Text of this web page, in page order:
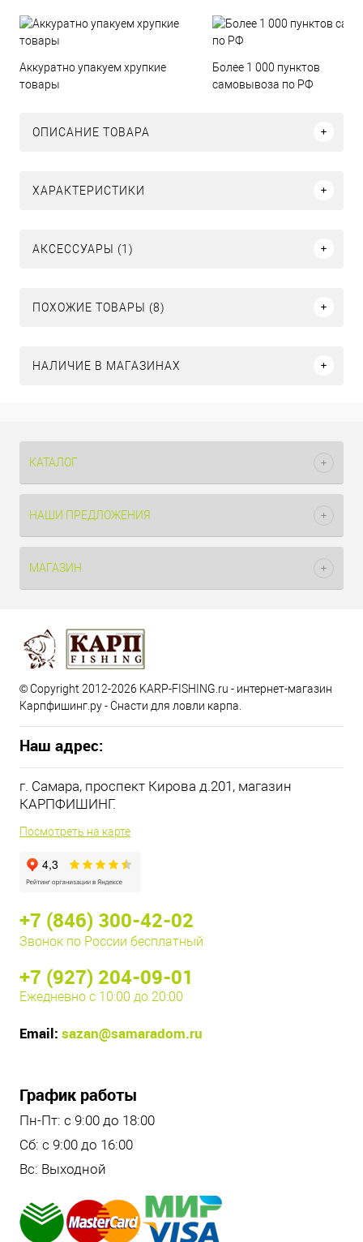
Аккуратно упакуем хрупкие
товары
Более 1 000 пунктов
самовывоза по РФ
ОПИСАНИЕ ТОВАРА
ХАРАКТЕРИСТИКИ
АКСЕССУАРЫ (1)
ПОХОЖИЕ ТОВАРЫ (8)
НАЛИЧИЕ В МАГАЗИНАХ
КАТАЛОГ
НАШИ ПРЕДЛОЖЕНИЯ
МАГАЗИН
© Copyright 2012-2026 KARP-FISHING.ru - интернет-магазин
Карпфишинг.ру - Снасти для ловли карпа.
Наш адрес:
г. Самара, проспект Кирова д.201, магазин
КАРПФИШИНГ.
Посмотреть на карте
+7 (846) 300-42-02
Звонок по России бесплатный
+7 (927) 204-09-01
Ежедневно с 10:00 до 20:00
Email: sazan@samaradom.ru
График работы
Пн-Пт: с 9:00 до 18:00
Сб: с 9:00 до 16:00
Вс: Выходной